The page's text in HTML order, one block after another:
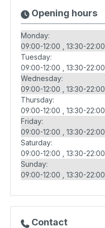
Opening hours
Monday:
09:00-12:00
13:30-22:00
Tuesday:
09:00-12:00
13:30-22:00
Wednesday:
09:00-12:00
13:30-22:00
Thursday:
09:00-12:00
13:30-22:00
Friday:
09:00-12:00
13:30-22:00
Saturday:
09:00-12:00
13:30-22:00
Sunday:
09:00-12:00
13:30-22:00
Contact